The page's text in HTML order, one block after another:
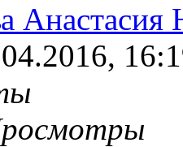
Анастасия